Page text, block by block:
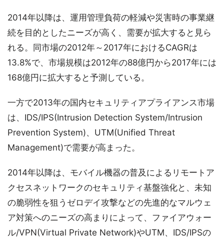
2014年以降は、運用管理負荷の軽減や災害時の事業継
続を目的としたニーズが高く、需要が拡大すると見ら
れる。同市場の2012年～2017年におけるCAGRは
13.8%で、市場規模は2012年の88億円から2017年には
168億円に拡大すると予測している。
一方で2013年の国内セキュリティアプライアンス市場
は、IDS/IPS(Intrusion Detection System/Intrusion
Prevention System)、UTM(Unified Threat
Management)で需要が高まった。
2014年以降は、モバイル機器の普及によるリモートア
クセスネットワークのセキュリティ基盤強化と、未知
の脆弱性を狙うゼロデイ攻撃などの先進的なマルウェ
ア対策へのニーズの高まりによって、ファイアウォー
ル/VPN(Virtual Private Network)やUTM、IDS/IPSの